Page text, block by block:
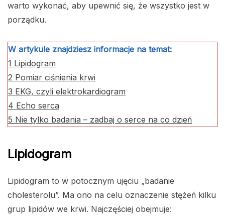
warto wykonać, aby upewnić się, że wszystko jest w
porządku.
W artykule znajdziesz informacje na temat:
1 Lipidogram
2 Pomiar ciśnienia krwi
3 EKG, czyli elektrokardiogram
4 Echo serca
5 Nie tylko badania – zadbaj o serce na co dzień
Lipidogram
Lipidogram to w potocznym ujęciu „badanie
cholesterolu”. Ma ono na celu oznaczenie stężeń kilku
grup lipidów we krwi. Najczęściej obejmuje: